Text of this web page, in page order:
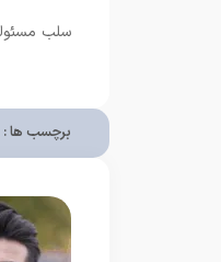
سلب
برچسب ها :